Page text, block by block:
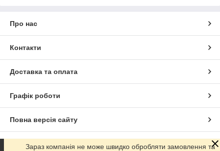
Про нас
Контакти
Доставка та оплата
Графік роботи
Повна версія сайту
Сайт створено на маркетплейсі Prom.ua
Зараз компанія не може швидко обробляти замовлення та